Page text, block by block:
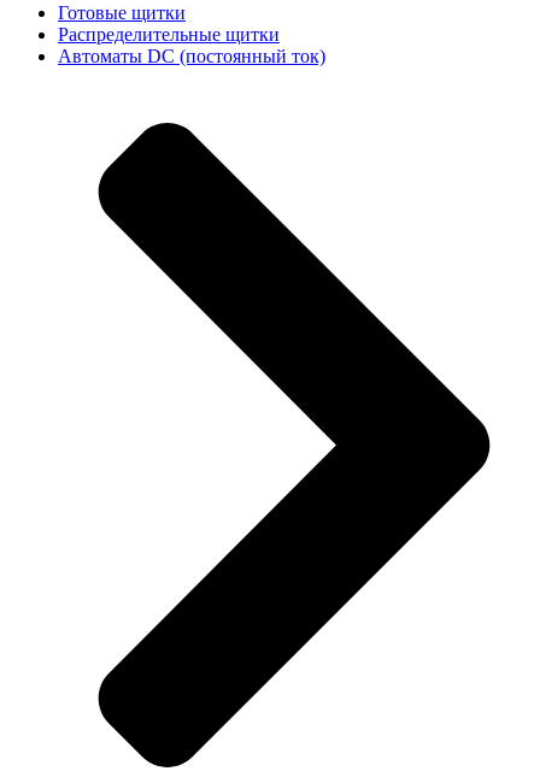
Готовые щитки
Распределительные щитки
Автоматы DC (постоянный ток)